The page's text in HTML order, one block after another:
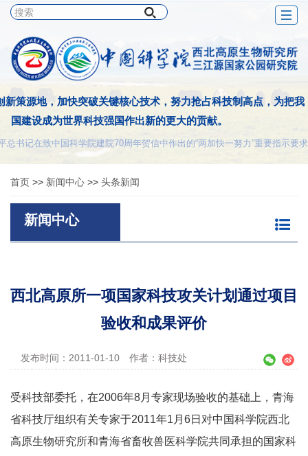
新策源地，加快突破关键核心技术，努力抢占科技制高点，为把我
国建设成为世界科技强国作出新的更大的贡献。
书记在致中国科学院建院70周年贺信中作出的“两加快一努力”重要指示要求
首页 >> 新闻中心 >> 头条新闻
新闻中心
西北高原所一项国家科技攻关计划通过项目
验收和成果评价
发布时间：2011-01-10 作者：科技处
受科技部委托，在2006年8月专家现场验收的基础上，青海
省科技厅组织有关专家于2011年1月6日对中国科学院西北
高原生物研究所和青海省畜牧兽医科学院共同承担的国家科